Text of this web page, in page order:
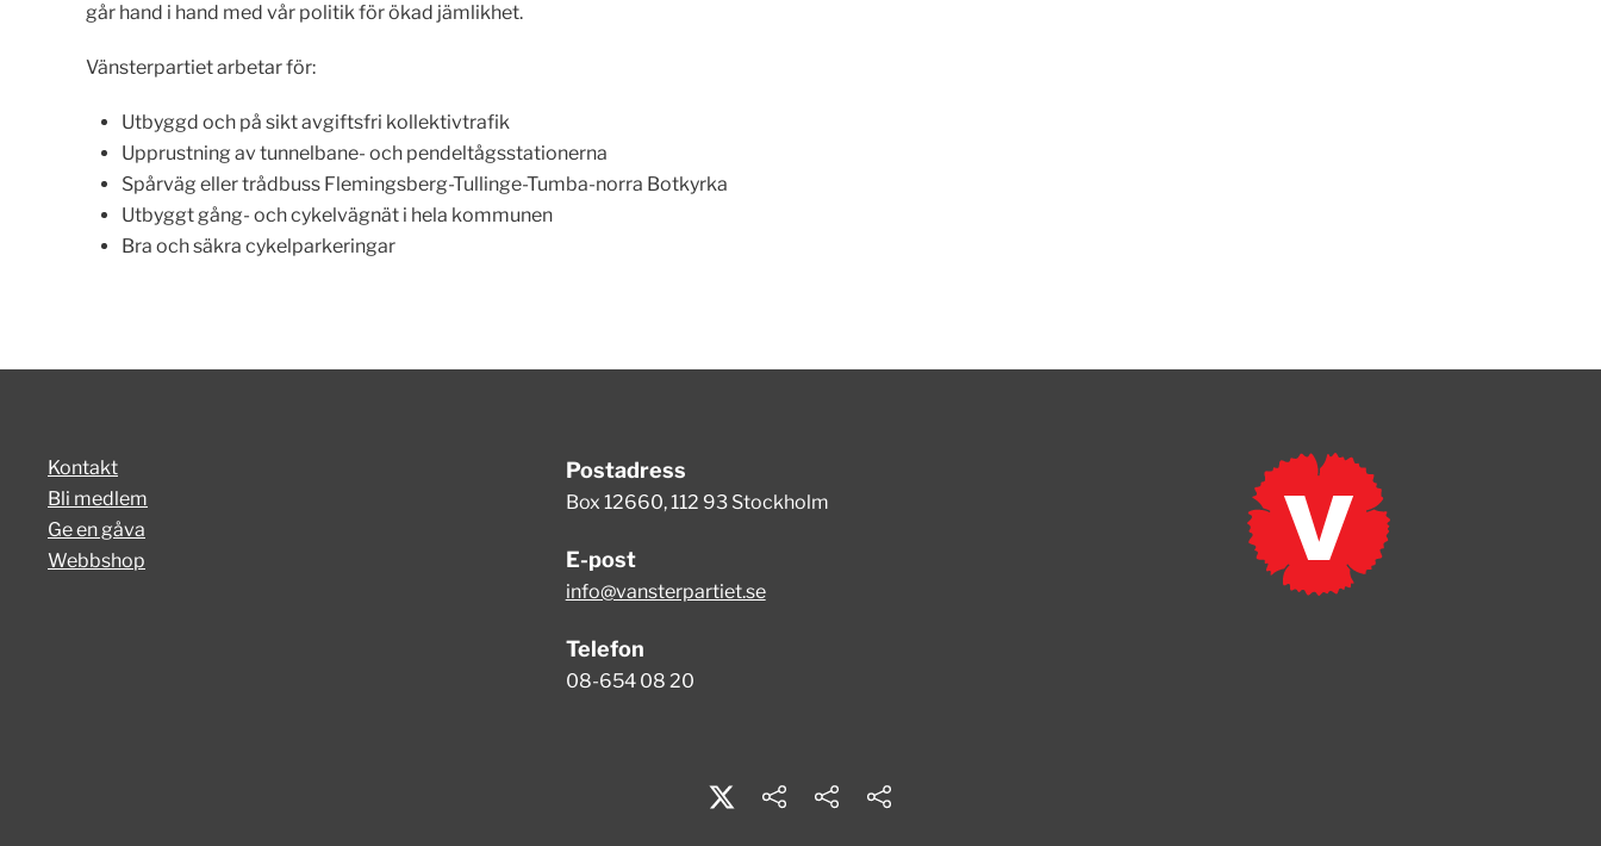
går hand i hand med vår politik för ökad jämlikhet.
Vänsterpartiet arbetar för:
Utbyggd och på sikt avgiftsfri kollektivtrafik
Upprustning av tunnelbane- och pendeltågsstationerna
Spårväg eller trådbuss Flemingsberg-Tullinge-Tumba-norra Botkyrka
Utbyggt gång- och cykelvägnät i hela kommunen
Bra och säkra cykelparkeringar
Kontakt
Bli medlem
Ge en gåva
Webbshop
Postadress
Box 12660, 112 93 Stockholm
E-post
info@vansterpartiet.se
Telefon
08-654 08 20